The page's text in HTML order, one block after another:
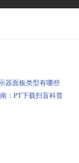
器面板类型有哪些
：PT下载扫盲科普